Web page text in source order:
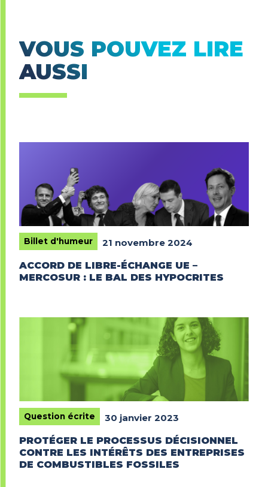
VOUS POUVEZ LIRE
AUSSI
Billet d'humeur
21 novembre 2024
ACCORD DE LIBRE-ÉCHANGE UE –
MERCOSUR : LE BAL DES HYPOCRITES
Question écrite
30 janvier 2023
PROTÉGER LE PROCESSUS DÉCISIONNEL
CONTRE LES INTÉRÊTS DES ENTREPRISES
DE COMBUSTIBLES FOSSILES